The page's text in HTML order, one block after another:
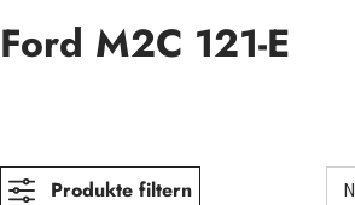
Ford M2C 121-E
Produkte filtern